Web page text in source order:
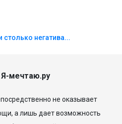
негатива...
мечтаю.ру
не оказывает
а лишь дает возможность